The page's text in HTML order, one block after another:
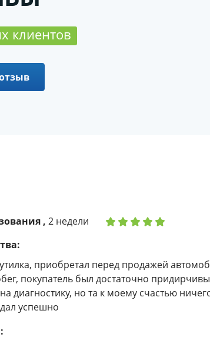
клиентов
, 2 недели
приобретал перед продажей
покупатель был достаточно
диагностику, но та к моему счастью
успешно